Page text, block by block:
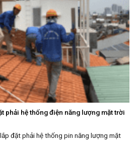
phải hệ thống điện năng lượng mặt trời
đặt phải hệ thống pin năng lượng mặt